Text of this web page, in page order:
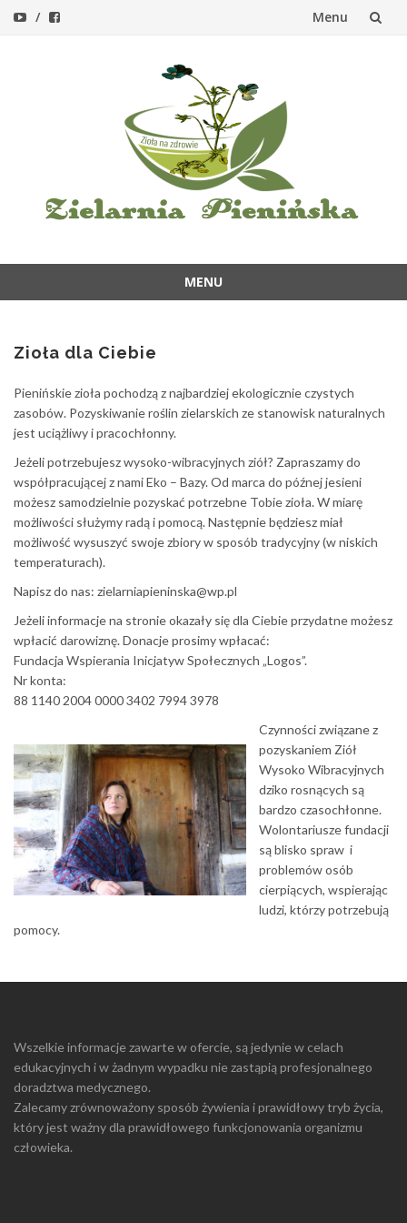
Menu
MENU
treściZioła dla Ciebie
Pienińskie zioła pochodzą z najbardziej ekologicznie czystych
zasobów. Pozyskiwanie roślin zielarskich ze stanowisk naturalnych
jest uciążliwy i pracochłonny.
Jeżeli potrzebujesz wysoko-wibracyjnych ziół? Zapraszamy do
współpracującej z nami Eko – Bazy. Od marca do późnej jesieni
możesz samodzielnie pozyskać potrzebne Tobie zioła. W miarę
możliwości służymy radą i pomocą. Następnie będziesz miał
możliwość wysuszyć swoje zbiory w sposób tradycyjny (w niskich
temperaturach).
Napisz do nas: zielarniapieninska@wp.pl
Jeżeli informacje na stronie okazały się dla Ciebie przydatne możesz
wpłacić darowiznę. Donacje prosimy wpłacać:
Fundacja Wspierania Inicjatyw Społecznych „Logos”.
Nr konta:
88 1140 2004 0000 3402 7994 3978
Czynności związane z
pozyskaniem Ziół
Wysoko Wibracyjnych
dziko rosnących są
bardzo czasochłonne.
Wolontariusze fundacji
są blisko spraw i
problemów osób
cierpiących, wspierając
ludzi, którzy potrzebują
pomocy.
Wszelkie informacje zawarte w ofercie, są jedynie w celach
edukacyjnych i w żadnym wypadku nie zastąpią profesjonalnego
doradztwa medycznego.
Zalecamy zrównoważony sposób żywienia i prawidłowy tryb życia,
który jest ważny dla prawidłowego funkcjonowania organizmu
człowieka.